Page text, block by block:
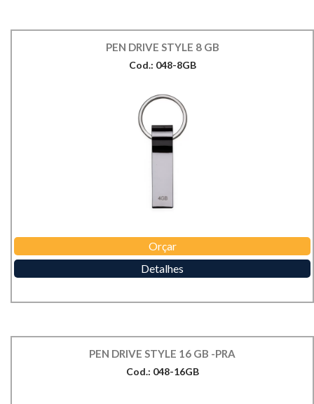
PEN DRIVE STYLE 8 GB
Cod.: 048-8GB
Orçar
Detalhes
PEN DRIVE STYLE 16 GB -PRA
Cod.: 048-16GB